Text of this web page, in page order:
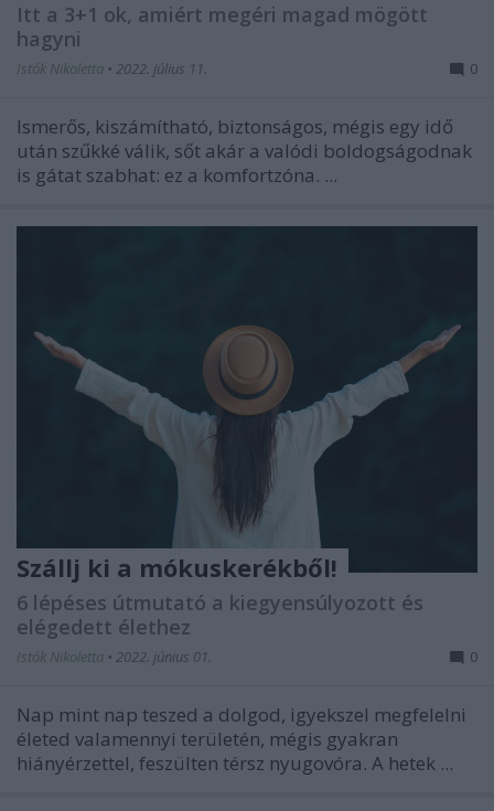
Itt a 3+1 ok, amiért megéri magad mögött
hagyni
Istók Nikoletta • 2022. július 11. 0
Ismerős, kiszámítható, biztonságos, mégis egy idő
után szűkké válik, sőt akár a valódi boldogságodnak
is gátat szabhat: ez a komfortzóna. ...
Szállj ki a mókuskerékből!
6 lépéses útmutató a kiegyensúlyozott és
elégedett élethez
Istók Nikoletta • 2022. június 01. 0
Nap mint nap teszed a dolgod, igyekszel megfelelni
életed valamennyi területén, mégis gyakran
hiányérzettel, feszülten térsz nyugovóra. A hetek ...